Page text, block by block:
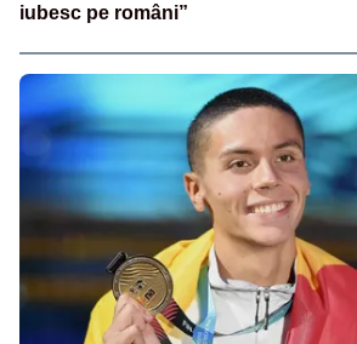
iubesc pe români”